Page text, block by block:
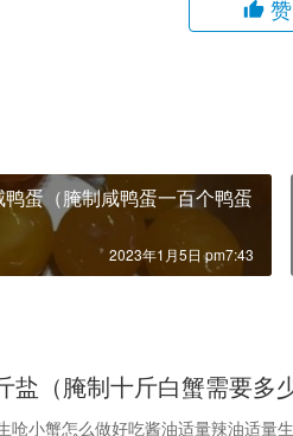
赞
蛋（腌制咸鸭蛋一百个鸭蛋
2023年1月5日 pm7:43
（腌制十斤白蟹需要多少
呛小蟹怎么做好吃酱油适量辣油适量